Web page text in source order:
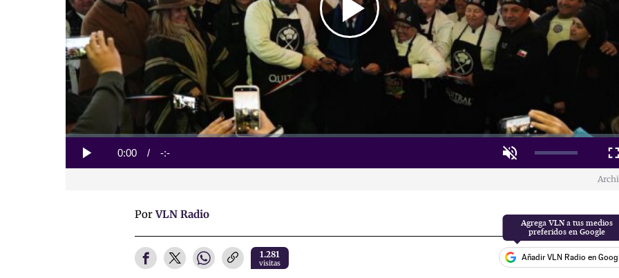
Play
Video
Play Unmute
Current
0:00 / Duration
-:-
Loaded:
PorVLN Radio
1.281
visitas
Añadir VLN Radio en